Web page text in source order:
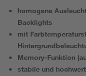
homogene
Backlights
mit
Memory-Funktion
stabile und